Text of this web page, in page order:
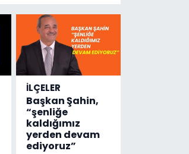
kaza
sayısı!
İLÇELER
Başkan Şahin,
“şenliğe
kaldığımız
yerden devam
ediyoruz”